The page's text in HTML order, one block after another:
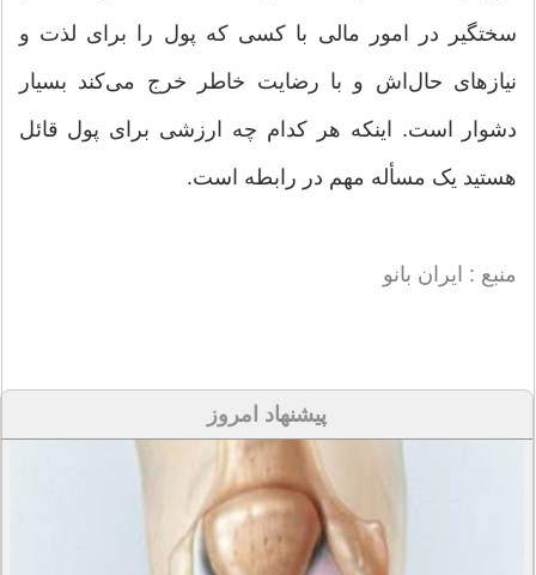
سختگیر در امور مالی با کسی که پول را برای لذت و
نیاز‌های حال‌اش و با رضایت خاطر خرج می‌کند بسیار
دشوار است. اینکه هر کدام چه ارزشی برای پول قائل
هستید یک مسأله مهم در رابطه است.
منبع : ایران بانو
پیشنهاد امروز